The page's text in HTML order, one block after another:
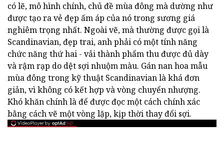
có lẽ, mô hình chính, chủ đề mùa đông mà dường như
được tạo ra vẻ đẹp ấm áp của nó trong sương giá
nghiêm trọng nhất. Ngoài vẽ, mà thường được gọi là
Scandinavian, đẹp trai, anh phải có một tính năng
chức năng thứ hai - vải thành phẩm thu được đủ dày
và rậm rạp do dệt sợi nhuộm màu. Gán nan hoa mẫu
mùa đông trong kỹ thuật Scandinavian là khá đơn
giản, vì không có kết hợp và vòng chuyển nhượng.
Khó khăn chính là để được đọc một cách chính xác
bằng cách vẽ một vòng lặp, kịp thời thay đổi sợi.